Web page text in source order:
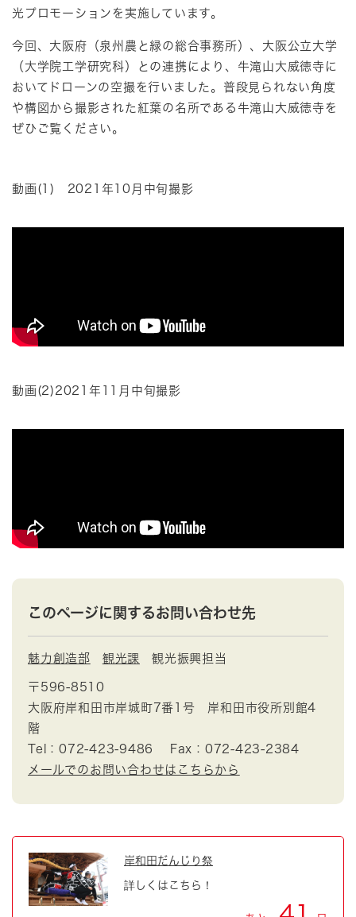
光プロモーションを実施しています。
今回、大阪府（泉州農と緑の総合事務所）、大阪公立大学
（大学院工学研究科）との連携により、牛滝山大威徳寺に
おいてドローンの空撮を行いました。普段見られない角度
や構図から撮影された紅葉の名所である牛滝山大威徳寺を
ぜひご覧ください。
動画(1) 2021年10月中旬撮影
動画(2)2021年11月中旬撮影
このページに関するお問い合わせ先
魅力創造部 観光課 観光振興担当
〒596-8510
大阪府岸和田市岸城町7番1号 岸和田市役所別館4
階
Tel：072-423-9486
Fax：072-423-2384
メールでのお問い合わせはこちらから
岸和田だんじり祭
詳しくはこちら！